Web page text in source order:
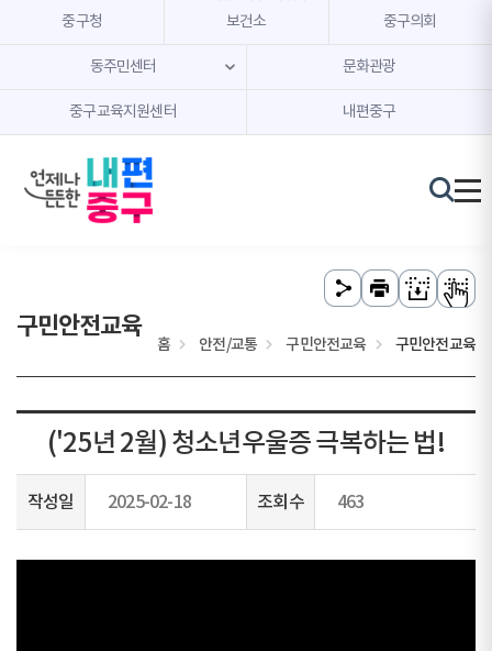
본문 내용 바로가기
주메뉴 바로가기
중구청 보건소 중구의회
동주민센터 문화관광
중구교육지원센터 내편중구
구민안전교육
홈 안전/교통 구민안전교육 구민안전교육
('25년 2월) 청소년우울증 극복하는 법!
작성일 2025-02-18 조회수 463